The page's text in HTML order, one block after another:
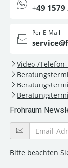
+49 1579
Per E-Mail
Video-/
Frohraum
Bitte beachten